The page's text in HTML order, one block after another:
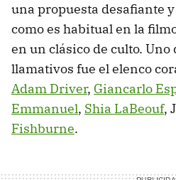
una propuesta desafiante
como es habitual en la
en un clásico de culto. Uno
llamativos fue el elenco
Adam Driver, Giancarlo
Emmanuel, Shia LaBeouf,
Fishburne.